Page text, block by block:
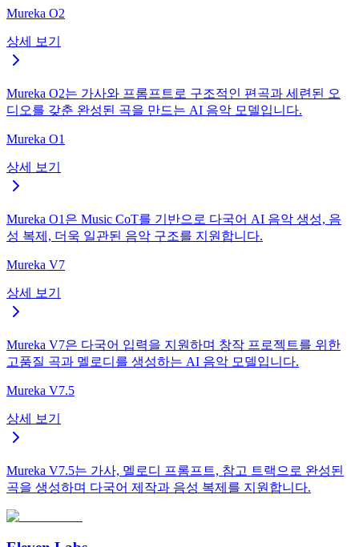
Mureka O2
상세 보기
Mureka O2는 가사와 프롬프트로 구조적인 편곡과 세련된 오
디오를 갖춘 완성된 곡을 만드는 AI 음악 모델입니다.
Mureka O1
상세 보기
Mureka O1은 Music CoT를 기반으로 다국어 AI 음악 생성, 음
성 복제, 더욱 일관된 음악 구조를 지원합니다.
Mureka V7
상세 보기
Mureka V7은 다국어 입력을 지원하며 창작 프로젝트를 위한
고품질 곡과 멜로디를 생성하는 AI 음악 모델입니다.
Mureka V7.5
상세 보기
Mureka V7.5는 가사, 멜로디 프롬프트, 참고 트랙으로 완성된
곡을 생성하며 다국어 제작과 음성 복제를 지원합니다.